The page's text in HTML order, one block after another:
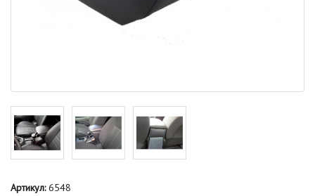
Артикул:6548